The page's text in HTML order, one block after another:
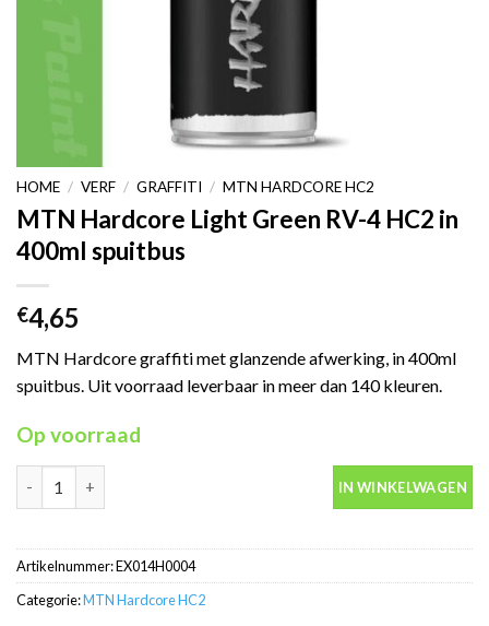
HOME / VERF / GRAFFITI / MTN HARDCORE HC2
MTN Hardcore Light Green RV-4 HC2 in
400ml spuitbus
€4,65
MTN Hardcore graffiti met glanzende afwerking, in 400ml
spuitbus. Uit voorraad leverbaar in meer dan 140 kleuren.
Op voorraad
IN WINKELWAGEN
Artikelnummer:EX014H0004
Categorie:MTN Hardcore HC2